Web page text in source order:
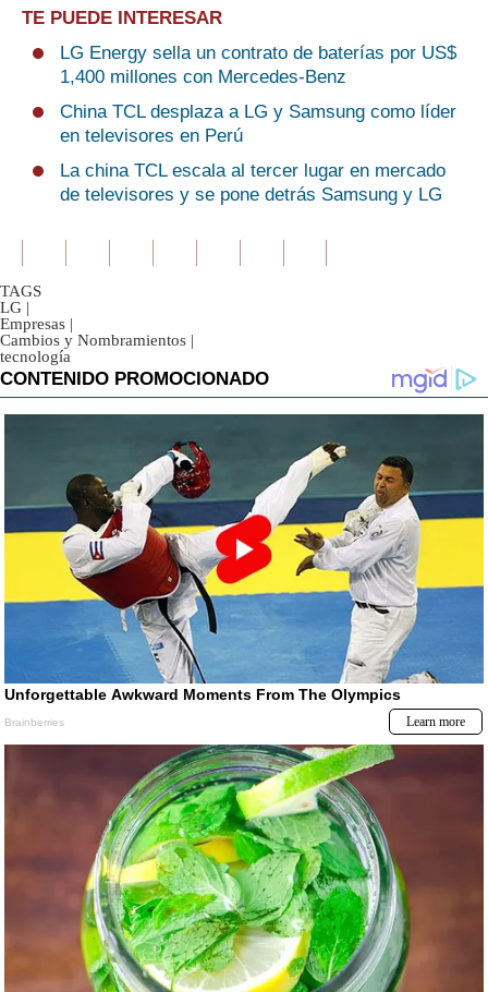
TE PUEDE INTERESAR
LG Energy sella un contrato de baterías por US$
1,400 millones con Mercedes-Benz
China TCL desplaza a LG y Samsung como líder
en televisores en Perú
La china TCL escala al tercer lugar en mercado
de televisores y se pone detrás Samsung y LG
TAGS
LG |
Empresas |
Cambios y Nombramientos |
tecnología